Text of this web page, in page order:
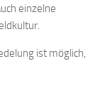
einzelne
ist möglich,